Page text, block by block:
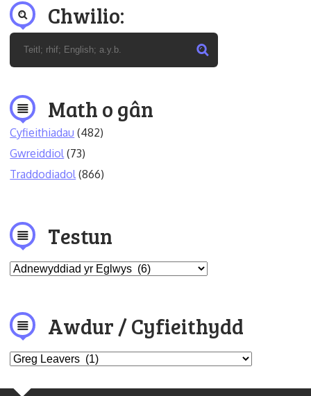
Chwilio:
Math o gân
Cyfieithiadau (482)
Gwreiddiol (73)
Traddodiadol (866)
Testun
Awdur / Cyfieithydd